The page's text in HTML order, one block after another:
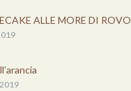
ALLE MORE DI ROVO